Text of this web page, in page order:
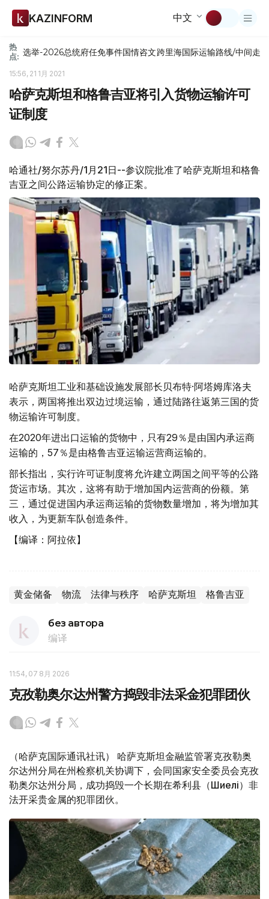
KAZINFORM 中文
热
点: 选举-2026总统府任免事件国情咨文跨里海国际运输路线/中间走廊
15:56, 21 1月 2021
哈萨克斯坦和格鲁吉亚将引入货物运输许可
证制度
哈通社/努尔苏丹/1月21日--参议院批准了哈萨克斯坦和格鲁
吉亚之间公路运输协定的修正案。
哈萨克斯坦工业和基础设施发展部长贝布特·阿塔姆库洛夫
表示，两国将推出双边过境运输，通过陆路往返第三国的货
物运输许可制度。
在2020年进出口运输的货物中，只有29％是由国内承运商
运输的，57％是由格鲁吉亚运输运营商运输的。
部长指出，实行许可证制度将允许建立两国之间平等的公路
货运市场。其次，这将有助于增加国内运营商的份额。第
三，通过促进国内承运商运输的货物数量增加，将为增加其
收入，为更新车队创造条件。
【编译：阿拉依】
黄金储备 物流 法律与秩序 哈萨克斯坦 格鲁吉亚
без автора
编译
11:54, 07 8月 2026
克孜勒奥尔达州警方捣毁非法采金犯罪团伙
（哈萨克国际通讯社讯） 哈萨克斯坦金融监管署克孜勒奥
尔达州分局在州检察机关协调下，会同国家安全委员会克孜
勒奥尔达州分局，成功捣毁一个长期在希利县（Шиелі）非
法开采贵金属的犯罪团伙。